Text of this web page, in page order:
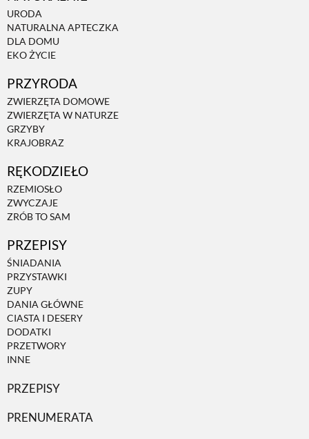
URODA
NATURALNA APTECZKA
DLA DOMU
EKO ŻYCIE
PRZYRODA
ZWIERZĘTA DOMOWE
ZWIERZĘTA W NATURZE
GRZYBY
KRAJOBRAZ
RĘKODZIEŁO
RZEMIOSŁO
ZWYCZAJE
ZRÓB TO SAM
PRZEPISY
ŚNIADANIA
PRZYSTAWKI
ZUPY
DANIA GŁÓWNE
CIASTA I DESERY
DODATKI
PRZETWORY
INNE
PRZEPISY
PRENUMERATA